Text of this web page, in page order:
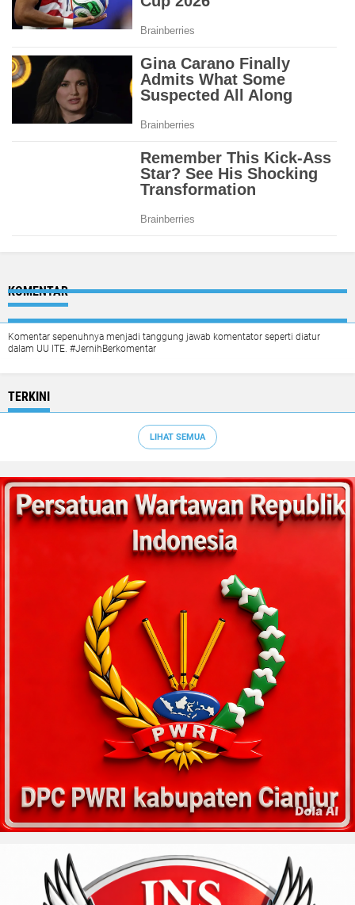
KOMENTAR
Komentar sepenuhnya menjadi tanggung jawab komentator seperti diatur
dalam UU ITE. #JernihBerkomentar
TERKINI
LIHAT SEMUA